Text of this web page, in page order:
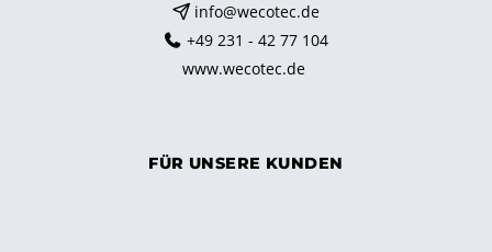
info@wecotec.de
+49 231 - 42 77 104
www.wecotec.de
FÜR UNSERE KUNDEN